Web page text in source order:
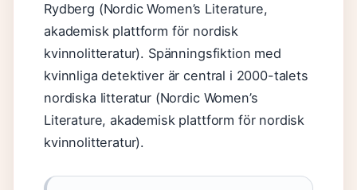
Rydberg (Nordic Women’s Literature,
akademisk plattform för nordisk
kvinnolitteratur). Spänningsfiktion med
kvinnliga detektiver är central i 2000-talets
nordiska litteratur (Nordic Women’s
Literature, akademisk plattform för nordisk
kvinnolitteratur).